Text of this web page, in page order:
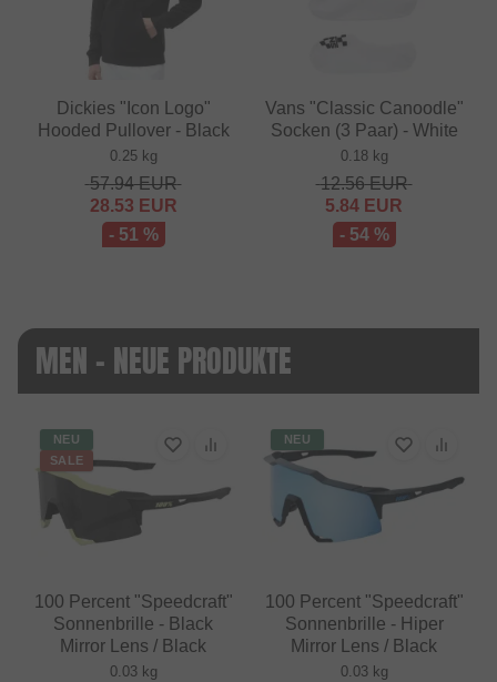
Dickies "Icon Logo"
Hooded Pullover - Black
0.25 kg
57.94EUR
28.53 EUR
- 51 %
Vans "Classic Canoodle"
Socken (3 Paar) - White
0.18 kg
12.56EUR
5.84 EUR
- 54 %
MEN - NEUE PRODUKTE
NEU
SALE
100 Percent "Speedcraft"
Sonnenbrille - Black
Mirror Lens / Black
0.03 kg
NEU
100 Percent "Speedcraft"
Sonnenbrille - Hiper
Mirror Lens / Black
0.03 kg